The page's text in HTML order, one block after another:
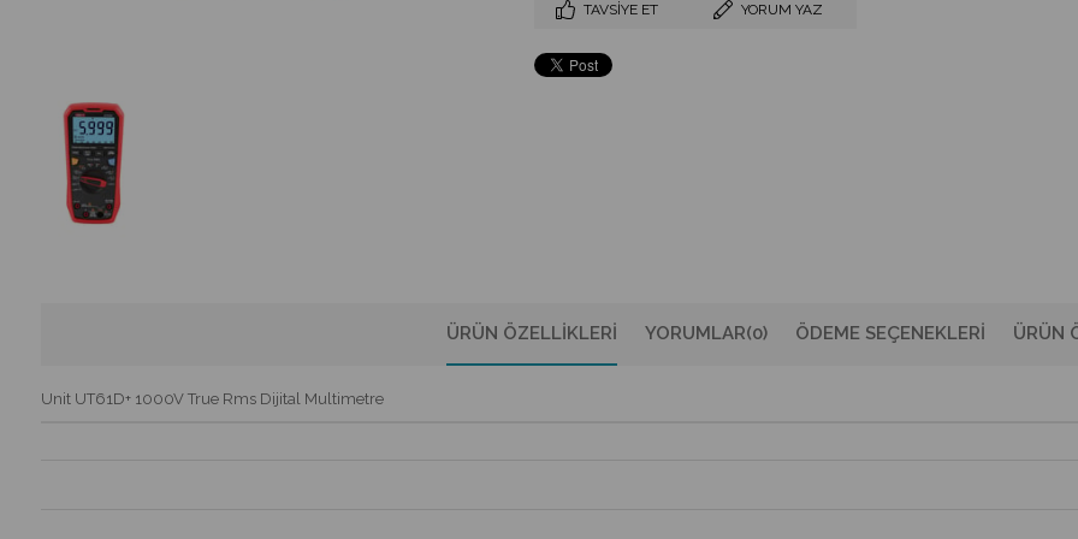
TAVSIYE ET YORUM YAZ
ÜRÜN ÖZELLIKLERI YORUMLAR(0) ÖDEME SEÇENEKLERI ÜRÜN
Unit UT61D+ 1000V True Rms Dijital Multimetre